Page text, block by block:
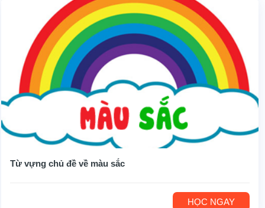
Từ vựng chủ đề về màu sắc
HỌC NGAY